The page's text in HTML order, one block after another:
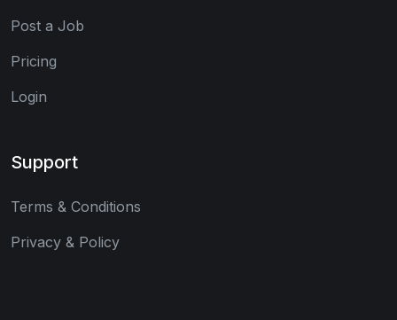
Post a Job
Pricing
Login
Support
Terms & Conditions
Privacy & Policy